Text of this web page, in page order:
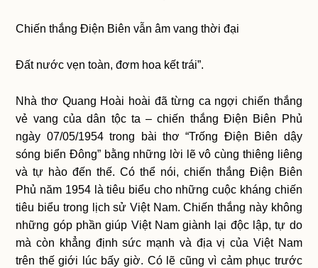
Chiến thắng Điện Biên vẫn âm vang thời đại
Đất nước vẹn toàn, đơm hoa kết trái”.
Nhà thơ Quang Hoài hoài đã từng ca ngợi chiến thắng
vẻ vang của dân tộc ta – chiến thắng Điện Biên Phủ
ngày 07/05/1954 trong bài thơ “Trống Điện Biên dậy
sóng biển Đông” bằng những lời lẽ vô cùng thiêng liêng
và tự hào đến thế. Có thể nói, chiến thắng Điện Biên
Phủ năm 1954 là tiêu biểu cho những cuộc kháng chiến
tiêu biểu trong lịch sử Việt Nam. Chiến thắng này không
những góp phần giúp Việt Nam giành lại độc lập, tự do
mà còn khẳng định sức mạnh và địa vị của Việt Nam
trên thế giới lúc bấy giờ. Có lẽ cũng vì cảm phục trước